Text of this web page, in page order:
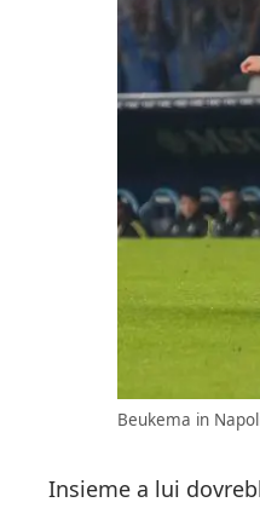
Beukema in
Insieme a lui